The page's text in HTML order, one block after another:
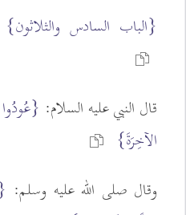
{الباب السادس والثلاثون}
قال النبي عليه السلام: {عُودُوا
الآخِرَةَ}
وقال صلى الله عليه وسلم: